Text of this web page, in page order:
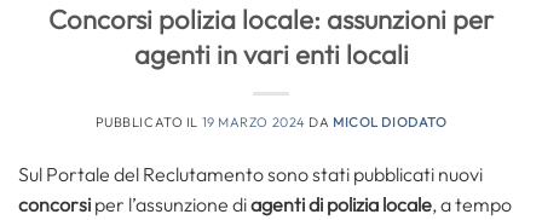
Concorsi polizia locale: assunzioni per
agenti in vari enti locali
PUBBLICATO IL 19 MARZO 2024 DA MICOL DIODATO
Sul Portale del Reclutamento sono stati pubblicati nuovi
concorsi per l’assunzione diagenti di polizia locale, a tempo